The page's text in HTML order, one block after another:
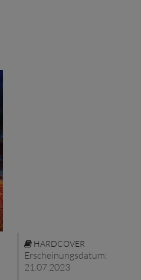
HARDCOVER
Erscheinungsdatum:
21.07.2023